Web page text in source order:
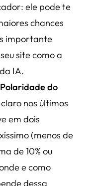
ele pode te
chances
importante
site como a
IA.
do
nos últimos
em dois
(menos de
de 10% ou
e como
dessa